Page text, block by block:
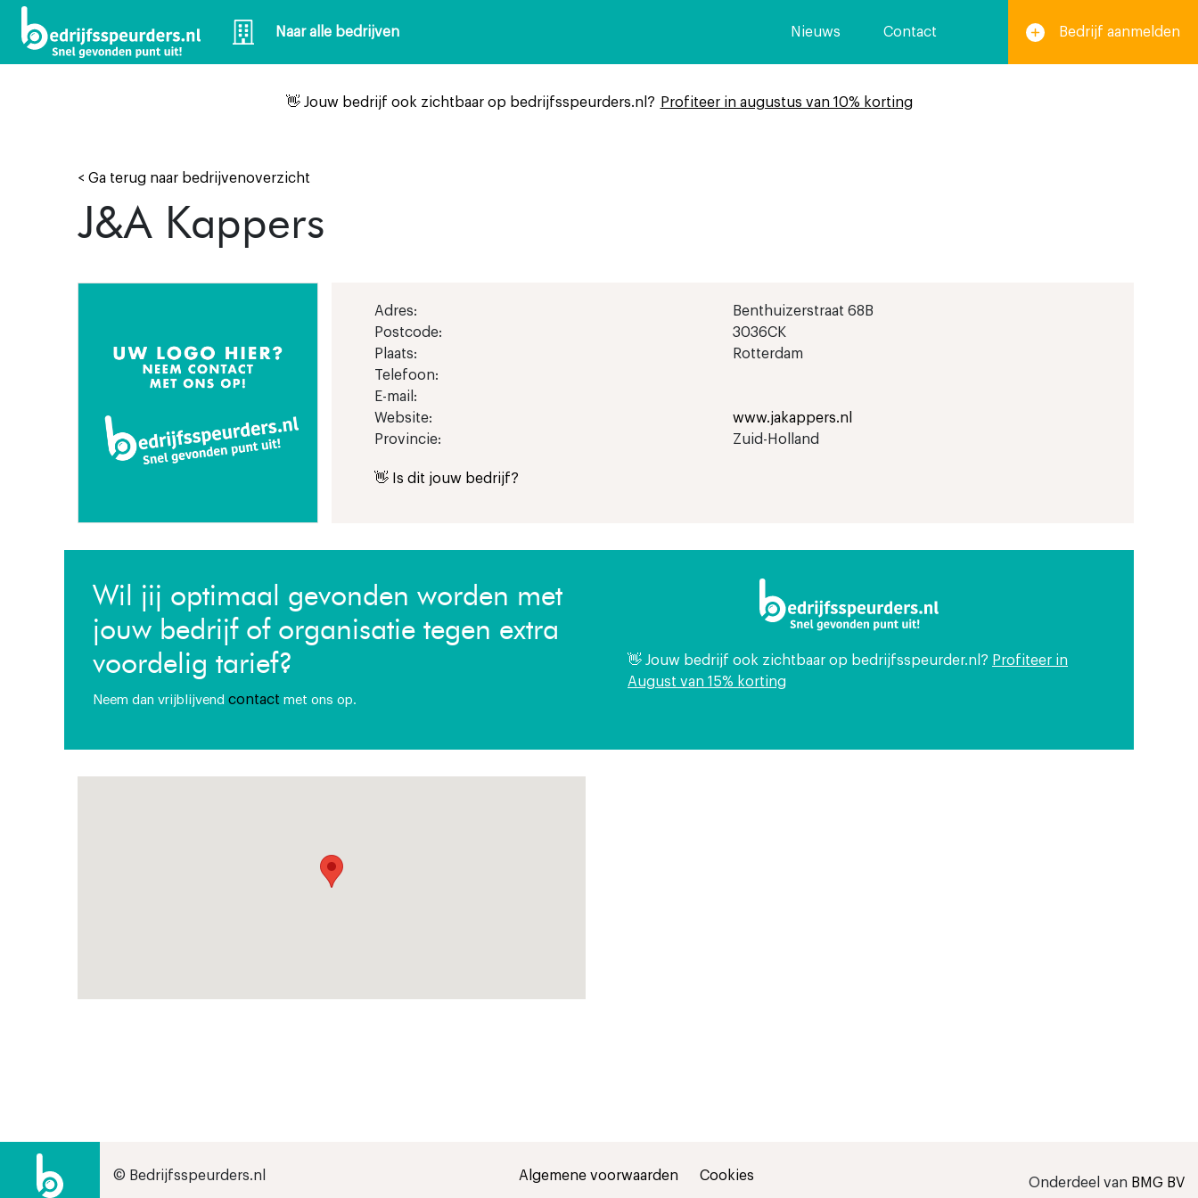
Naar alle bedrijven Nieuws Contact Bedrijf aanmelden
👋 Jouw bedrijf ook zichtbaar op bedrijfsspeurders.nl? Profiteer in augustus van 10% korting
< Ga terug naar bedrijvenoverzicht
J&A Kappers
Adres:
Benthuizerstraat 68B
Postcode:
3036CK
Plaats:
Rotterdam
Telefoon:
E-mail:
Website:
www.jakappers.nl
Provincie:
Zuid-Holland
👋 Is dit jouw bedrijf?
Wil jij optimaal gevonden worden met
jouw bedrijf of organisatie tegen extra
voordelig tarief?
Neem dan vrijblijvend contact met ons op.
👋 Jouw bedrijf ook zichtbaar op bedrijfsspeurder.nl? Profiteer in
August van 15% korting
© Bedrijfsspeurders.nl Algemene voorwaarden Cookies Onderdeel van BMG BV